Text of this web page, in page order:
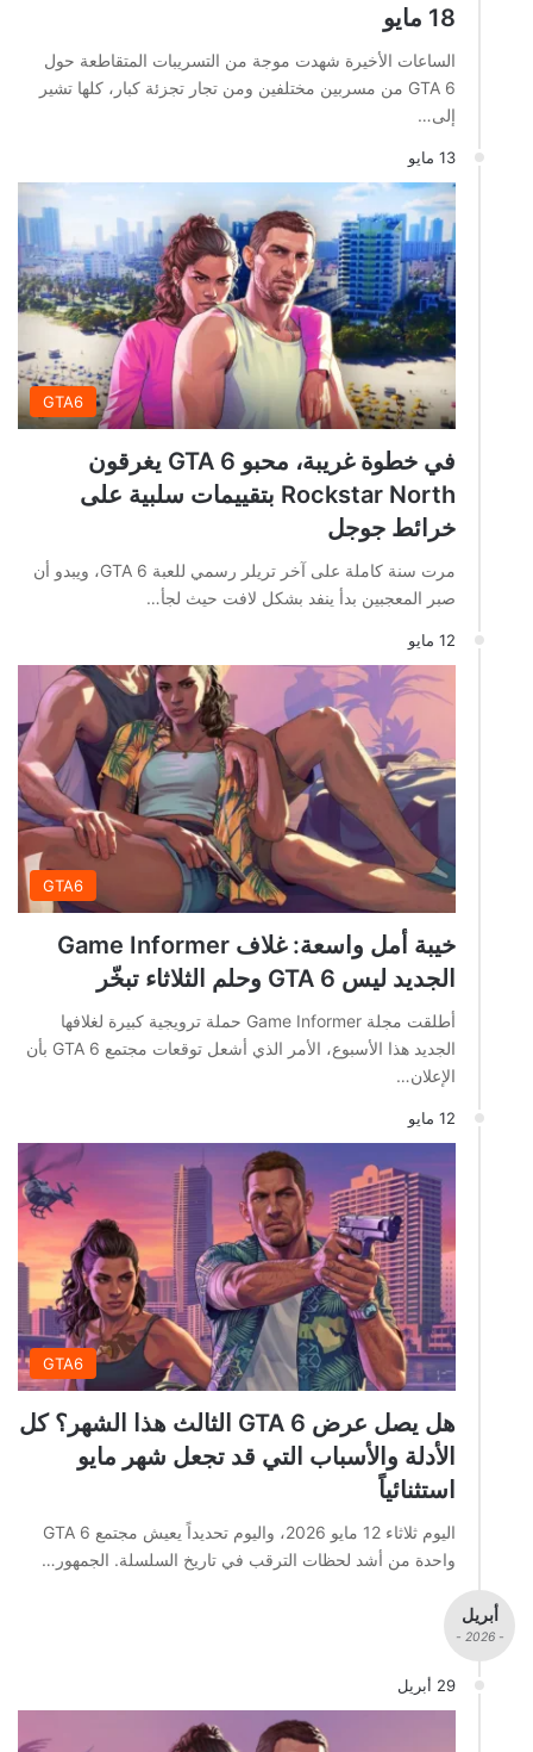
18 مايو
الساعات الأخيرة شهدت موجة من التسريبات المتقاطعة حول
GTA 6 من مسربين مختلفين ومن تجار تجزئة كبار، كلها تشير
إلى…
13 مايو
GTA6
في خطوة غريبة، محبو GTA 6 يغرقون
Rockstar North بتقييمات سلبية على
خرائط جوجل
مرت سنة كاملة على آخر تريلر رسمي للعبة GTA 6، ويبدو أن
صبر المعجبين بدأ ينفد بشكل لافت حيث لجأ…
12 مايو
GTA6
خيبة أمل واسعة: غلاف Game Informer
الجديد ليس GTA 6 وحلم الثلاثاء تبخّر
أطلقت مجلة Game Informer حملة ترويجية كبيرة لغلافها
الجديد هذا الأسبوع، الأمر الذي أشعل توقعات مجتمع GTA 6 بأن
الإعلان…
12 مايو
GTA6
هل يصل عرض GTA 6 الثالث هذا الشهر؟ كل
الأدلة والأسباب التي قد تجعل شهر مايو
استثنائياً
اليوم ثلاثاء 12 مايو 2026، واليوم تحديداً يعيش مجتمع GTA 6
واحدة من أشد لحظات الترقب في تاريخ السلسلة. الجمهور…
أبريل
- 2026 -
29 أبريل